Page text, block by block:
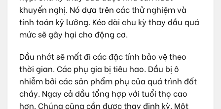
khuyến nghị. Nó dựa trên các thử nghiệm và
tính toán kỹ lưỡng. Kéo dài chu kỳ thay dầu quá
mức sẽ gây hại cho động cơ.
Dầu nhớt sẽ mất đi các đặc tính bảo vệ theo
thời gian. Các phụ gia bị tiêu hao. Dầu bị ô
nhiễm bởi các sản phẩm phụ của quá trình đốt
cháy. Ngay cả dầu tổng hợp với tuổi thọ cao
hơn. Chúng cũng cần được thay định kỳ. Một